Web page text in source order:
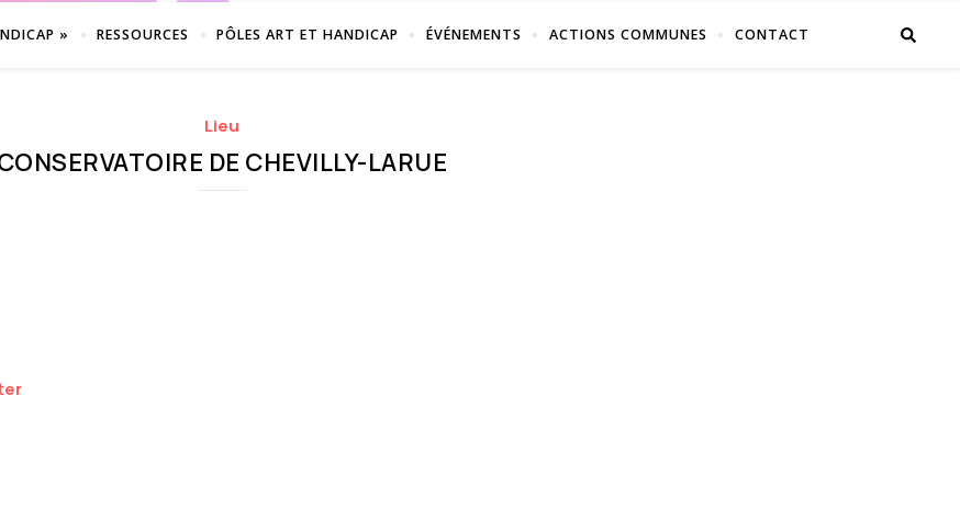
» RESSOURCES PÔLES ART ET HANDICAP ÉVÉNEMENTS ACTIONS COMMUNES CONTACT
Lieu
DE CHEVILLY-LARUE